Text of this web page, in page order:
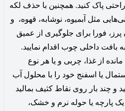
پاک کنید. همچنین با حذف لکه
مثل آبمیوه، نوشابه، قهوه، و
فورا برای جلوگیری از عمیق
داخلی چوب اقدام نمایید.
از غذا، چربی و یا هر نوع
یا اسفنج خود را با محلول آب
چند بار روی نقاط کثیف بمالید
یک پارچه یا حوله نرم و خشک،